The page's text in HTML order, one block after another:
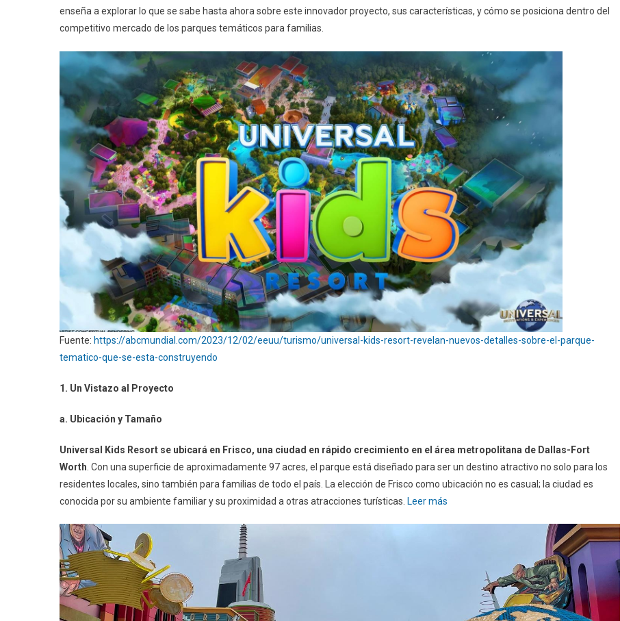
enseña a explorar lo que se sabe hasta ahora sobre este innovador proyecto, sus características, y cómo se posiciona dentro del
competitivo mercado de los parques temáticos para familias.
Fuente: https://abcmundial.com/2023/12/02/eeuu/turismo/universal-kids-resort-revelan-nuevos-detalles-sobre-el-parque-
tematico-que-se-esta-construyendo
1. Un Vistazo al Proyecto
a. Ubicación y Tamaño
Universal Kids Resort se ubicará en Frisco, una ciudad en rápido crecimiento en el área metropolitana de Dallas-Fort
Worth . Con una superficie de aproximadamente 97 acres, el parque está diseñado para ser un destino atractivo no solo para los
residentes locales, sino también para familias de todo el país. La elección de Frisco como ubicación no es casual; la ciudad es
conocida por su ambiente familiar y su proximidad a otras atracciones turísticas. Leer más